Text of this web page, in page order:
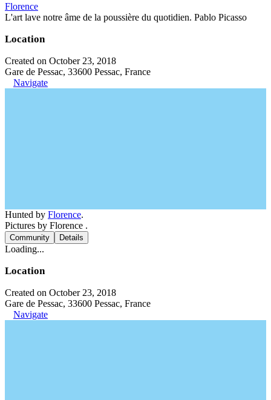
Florence
L'art lave notre âme de la poussière du quotidien. Pablo Picasso
Location
Created on October 23, 2018
Gare de Pessac, 33600 Pessac, France
Navigate
Hunted by Florence.
Pictures by Florence .
Community Details
Loading...
Location
Created on October 23, 2018
Gare de Pessac, 33600 Pessac, France
Navigate